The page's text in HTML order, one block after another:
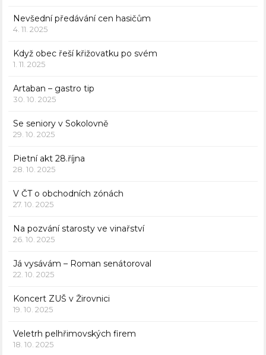
Nevšední předávání cen hasičům
4. 11. 2025
Když obec řeší křižovatku po svém
1. 11. 2025
Artaban – gastro tip
30. 10. 2025
Se seniory v Sokolovně
29. 10. 2025
Pietní akt 28.října
28. 10. 2025
V ČT o obchodních zónách
27. 10. 2025
Na pozvání starosty ve vinařství
26. 10. 2025
Já vysávám – Roman senátoroval
22. 10. 2025
Koncert ZUŠ v Žirovnici
19. 10. 2025
Veletrh pelhřimovských firem
18. 10. 2025